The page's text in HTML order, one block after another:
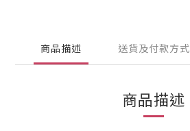
商品描述 送貨及付款方式
商品描述